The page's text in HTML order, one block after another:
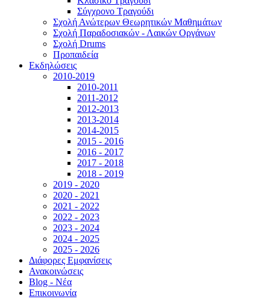
Σύγχρονο Τραγούδι
Σχολή Ανώτερων Θεωρητικών Μαθημάτων
Σχολή Παραδοσιακών - Λαικών Οργάνων
Σχολή Drums
Προπαιδεία
Εκδηλώσεις
2010-2019
2010-2011
2011-2012
2012-2013
2013-2014
2014-2015
2015 - 2016
2016 - 2017
2017 - 2018
2018 - 2019
2019 - 2020
2020 - 2021
2021 - 2022
2022 - 2023
2023 - 2024
2024 - 2025
2025 - 2026
Διάφορες Εμφανίσεις
Ανακοινώσεις
Blog - Νέα
Επικοινωνία